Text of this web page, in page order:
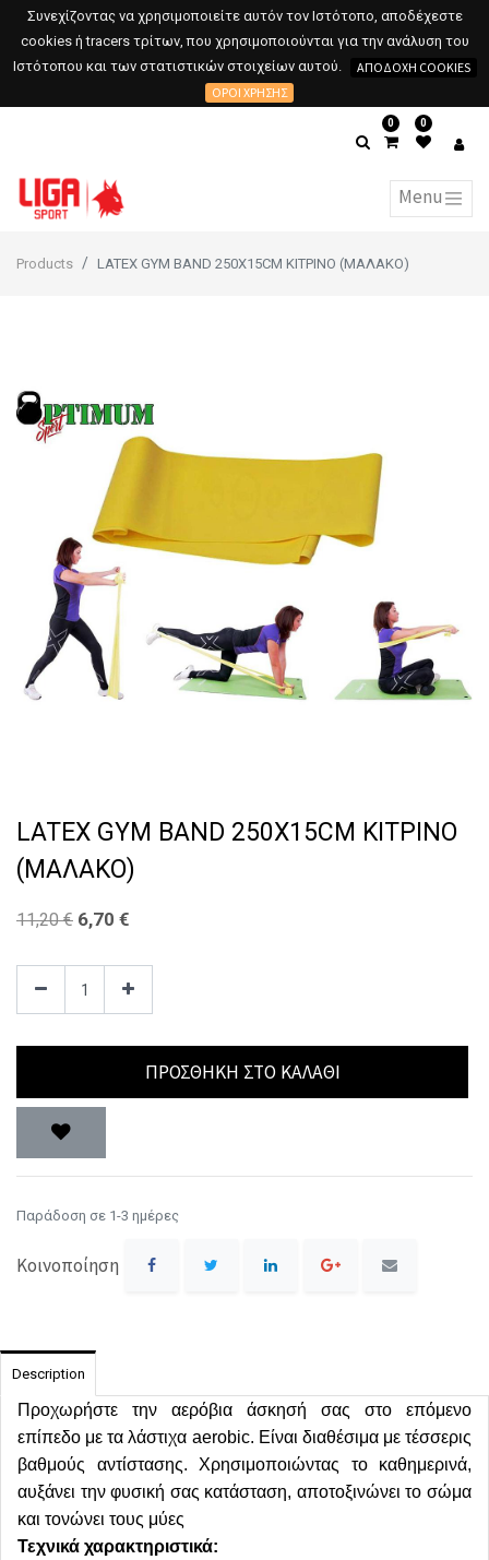
Συνεχίζοντας να χρησιμοποιείτε αυτόν τον Ιστότοπο, αποδέχεστε
cookies ή tracers τρίτων, που χρησιμοποιούνται για την ανάλυση του
Ιστότοπου και των στατιστικών στοιχείων αυτού.
ΑΠΟΔΟΧΉ COOKIES
ΌΡΟΙ ΧΡΉΣΗΣ
0 0
Products LATEX GYM BAND 250X15CM ΚΙΤΡΙΝΟ (ΜΑΛΑΚΟ)
LATEX GYM BAND 250X15CM ΚΙΤΡΙΝΟ
(ΜΑΛΑΚΟ)
11,20€ 6,70 €
ΠΡΟΣΘΉΚΗ ΣΤΟ ΚΑΛΆΘΙ
Παράδοση σε 1-3 ημέρες
Κοινοποίηση
Description
Προχωρήστε την αερόβια άσκησή σας στο επόμενο
επίπεδο με τα λάστιχα aerobic. Είναι διαθέσιμα με τέσσερις
βαθμούς αντίστασης. Χρησιμοποιώντας το καθημερινά,
αυξάνει την φυσική σας κατάσταση, αποτοξινώνει το σώμα
και τονώνει τους μύες
Τεχνικά χαρακτηριστικά: